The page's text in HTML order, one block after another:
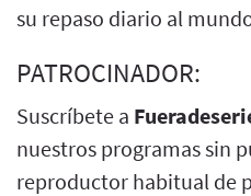
su repaso diario al
PATROCINADOR:
Suscríbete a
nuestros programas sin
reproductor habitual de